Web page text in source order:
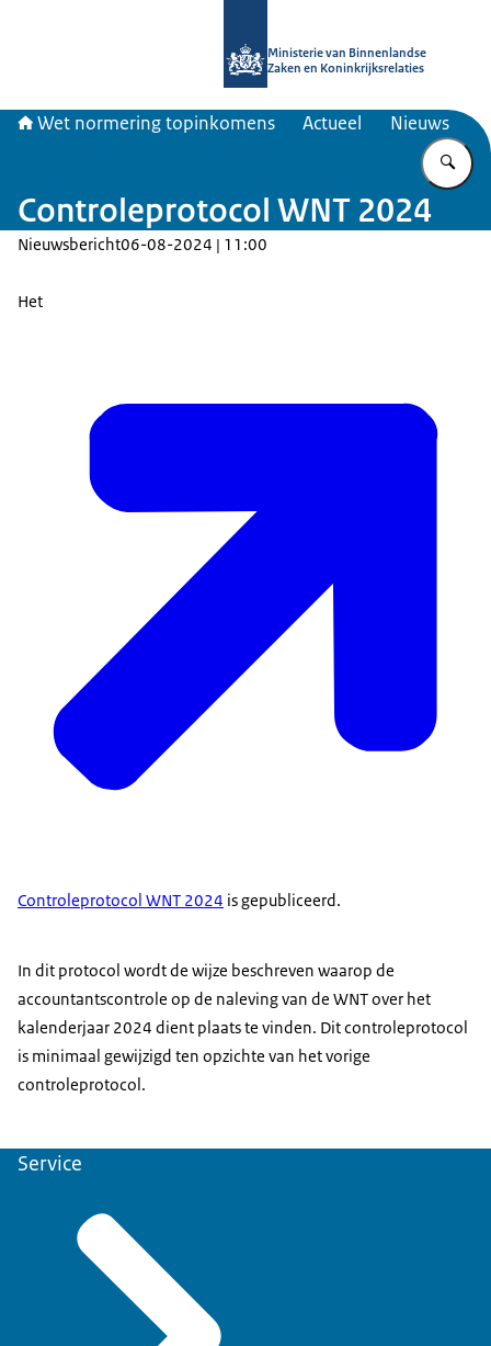
Ministerie van Binnenlandse
Zaken en Koninkrijksrelaties
Wet normering topinkomens Actueel Nieuws
Controleprotocol WNT 2024
Nieuwsbericht06-08-2024 | 11:00
Het
Controleprotocol WNT 2024 is gepubliceerd.
In dit protocol wordt de wijze beschreven waarop de
accountantscontrole op de naleving van de WNT over het
kalenderjaar 2024 dient plaats te vinden. Dit controleprotocol
is minimaal gewijzigd ten opzichte van het vorige
controleprotocol.
Service